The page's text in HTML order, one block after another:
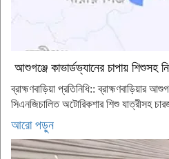
আশুগঞ্জে কাভার্ডভ্যানের চাপায় শিশুসহ
ব্রাহ্মণবাড়িয়া প্রতিনিধি:: ব্রাহ্মণবাড়িয়ার
সিএনজিচালিত অটোরিকশার শিশু যাত্রীসহ
আরো পড়ুন